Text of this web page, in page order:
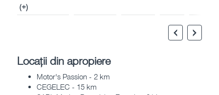
(+)
Locații din apropiere
Motor's Passion - 2 km
CEGELEC - 15 km